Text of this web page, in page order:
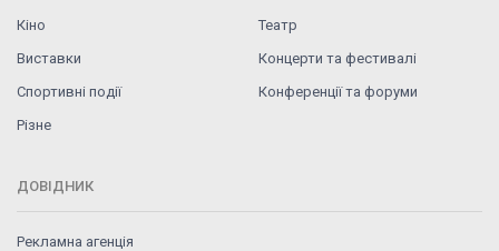
Кіно
Театр
Виставки
Концерти та фестивалі
Спортивні події
Конференції та форуми
Різне
ДОВІДНИК
Рекламна агенція